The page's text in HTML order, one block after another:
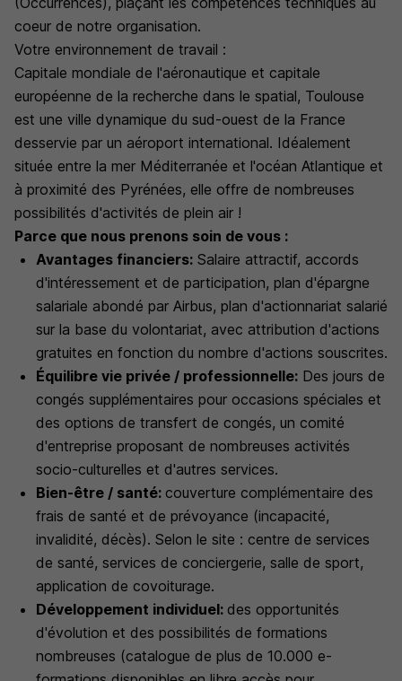
coeur de notre organisation.
Votre environnement de travail :
Capitale mondiale de l'aéronautique et capitale
européenne de la recherche dans le spatial, Toulouse
est une ville dynamique du sud-ouest de la France
desservie par un aéroport international. Idéalement
située entre la mer Méditerranée et l'océan Atlantique et
à proximité des Pyrénées, elle offre de nombreuses
possibilités d'activités de plein air !
Parce que nous prenons soin de vous :
Avantages financiers: Salaire attractif, accords
d'intéressement et de participation, plan d'épargne
salariale abondé par Airbus, plan d'actionnariat salarié
sur la base du volontariat, avec attribution d'actions
gratuites en fonction du nombre d'actions souscrites.
Équilibre vie privée / professionnelle: Des jours de
congés supplémentaires pour occasions spéciales et
des options de transfert de congés, un comité
d'entreprise proposant de nombreuses activités
socio-culturelles et d'autres services.
Bien-être / santé: couverture complémentaire des
frais de santé et de prévoyance (incapacité,
invalidité, décès). Selon le site : centre de services
de santé, services de conciergerie, salle de sport,
application de covoiturage.
Développement individuel: des opportunités
d'évolution et des possibilités de formations
nombreuses (catalogue de plus de 10.000 e-